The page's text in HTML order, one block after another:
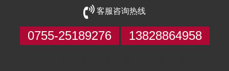
客服咨询热线
0755-25189276 13828864958